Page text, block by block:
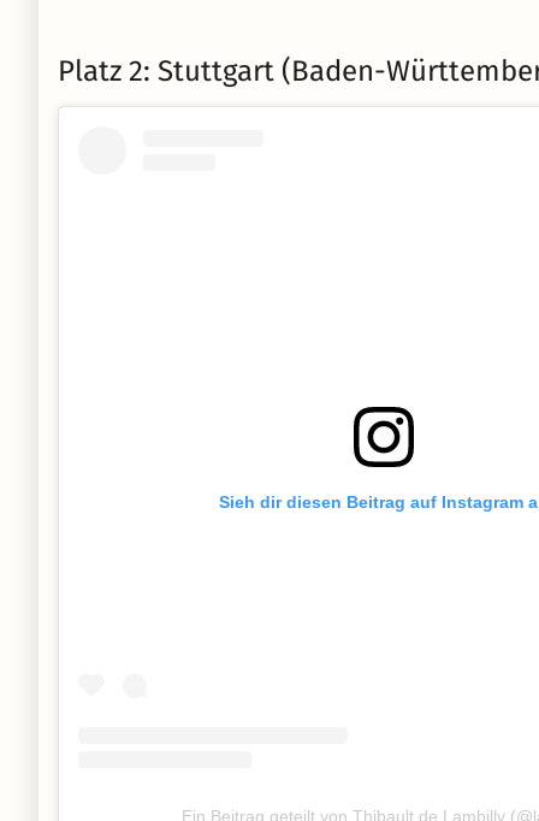
Platz 2: Stuttgart (Baden-
Sieh dir diesen Beitrag auf Instagram
Ein Beitrag geteilt von Thibault de Lambilly